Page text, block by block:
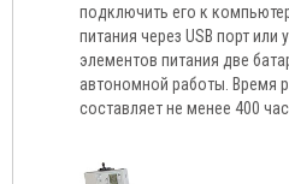
подключить его к
питания через USB порт или
элементов питания две
автономной работы. Время
составляет не менее 400